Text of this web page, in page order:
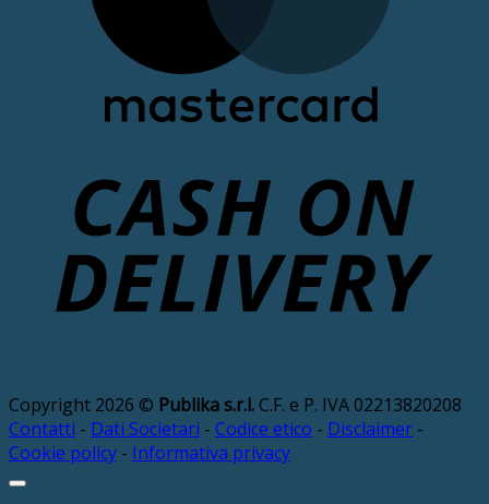
Copyright 2026 © Publika s.r.l. C.F. e P. IVA 02213820208
Contatti - Dati Societari - Codice etico - Disclaimer -
Cookie policy - Informativa privacy